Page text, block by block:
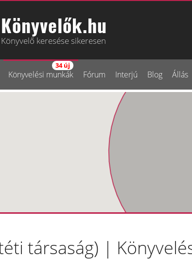
Könyvelők.hu
Könyvelő keresése sikeresen
Könyvelési munkák
34 új
Fórum Interjú Blog Állás
társaság) |